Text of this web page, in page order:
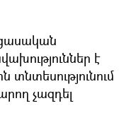
է
չազդել